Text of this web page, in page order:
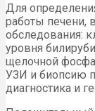
Для
работы печени,
обследования:
уровня
щелочной
УЗИ и биопсию
диагностика и